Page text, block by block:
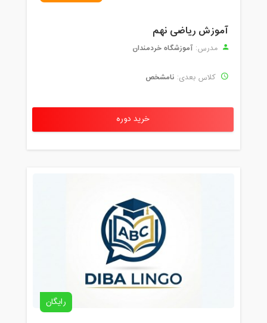
آموزش ریاضی نهم
مدرس: آموزشگاه خردمندان
کلاس بعدی: نامشخص
خرید دوره
رایگان